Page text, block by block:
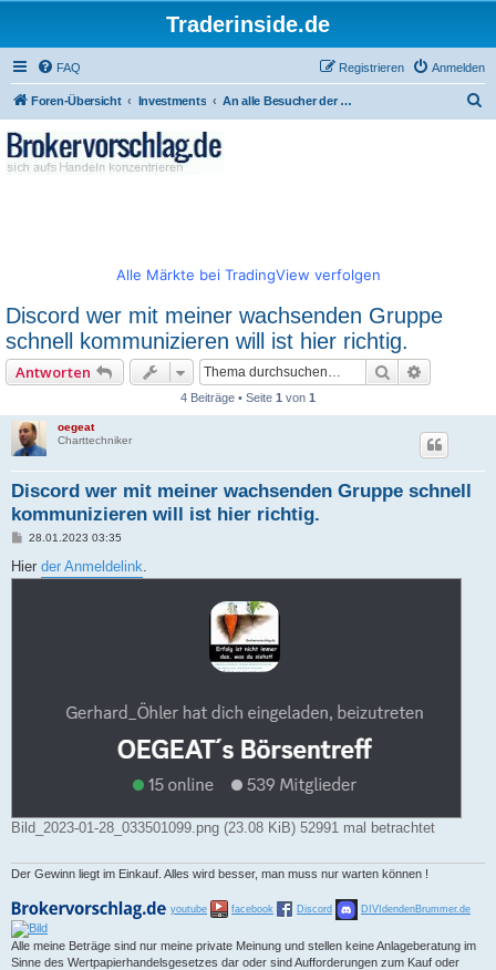
Traderinside.de
FAQ Anmelden
Registrieren
Foren-Übersicht Investments An alle Besucher der Seite und wer sich registrieren will ! (Richtlinien & Impressum)
Alle Märkte bei TradingView verfolgen
Discord wer mit meiner wachsenden Gruppe
schnell kommunizieren will ist hier richtig.
Antworten Suche
4 Beiträge • Seite 1 von 1
oegeat
Charttechniker
Discord wer mit meiner wachsenden Gruppe schnell
kommunizieren will ist hier richtig.
B
i
t
28.01.2023 03:35
Hier der Anmeldelink.
Bild_2023-01-28_033501099.png (23.08 KiB) 52991 mal betrachtet
Der Gewinn liegt im Einkauf. Alles wird besser, man muss nur warten können !
youtube facebook Discord DIVIdendenBrummer.de
Alle meine Beträge sind nur meine private Meinung und stellen keine Anlageberatung im
Sinne des Wertpapierhandelsgesetzes dar oder sind Aufforderungen zum Kauf oder